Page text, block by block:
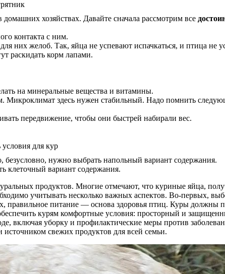
хозяйствах. Давайте сначала рассмотрим все
контакта с ним.
них желоб. Так, яйца не успевают испачкаться, и птица не
раскидать корм лапами.
на минеральные вещества и витамины.
Микроклимат здесь нужен стабильный. Надо помнить
передвижение, чтобы они быстрей набирали вес.
нужно выбрать напольный вариант содержания.
клеточный вариант содержания.
продуктов. Многие отмечают, что куриные яйца,
учитывать несколько важных аспектов. Во-первых,
правильное питание — основа здоровья птиц. Куры должны
курям комфортные условия: просторный и
включая уборку и профилактические меры против
свежих продуктов для всей семьи.